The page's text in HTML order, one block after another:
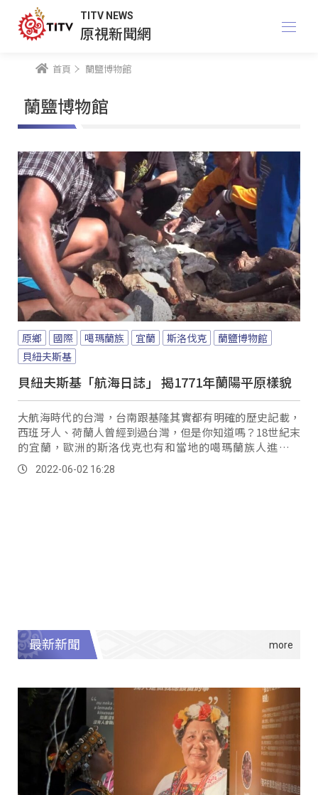
TITV NEWS
原視新聞網
首頁 蘭鹽博物館
蘭鹽博物館
原鄉 國際 噶瑪蘭族 宜蘭 斯洛伐克
蘭鹽博物館
貝紐夫斯基
貝紐夫斯基「航海日誌」 揭1771年蘭陽平原樣貌
大航海時代的台灣，台南跟基隆其實都有明確的歷史記載，
西班牙人、荷蘭人曾經到過台灣，但是你知道嗎？18世紀末
的宜蘭，歐洲的斯洛伐克也有和當地的噶瑪蘭族人進行交
流。2022-06-02 16:28
最新新聞